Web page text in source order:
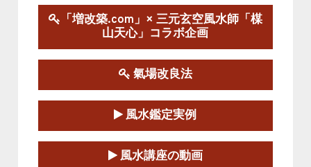
陰宅三元玄空風水講座
2025-06-07～2025-06-08
この講座の募集は終了しました。
第１８期立命塾『実践的易学講座』
2025-06-21～2025-08-24
この講座の募集は終了しました。
第１８期立命塾「実践的四柱立命学（四
「増改築.com」× 三元玄空風水師「楳
山天心」コラボ企画
氣場改良法
風水鑑定実例
風水講座の動画